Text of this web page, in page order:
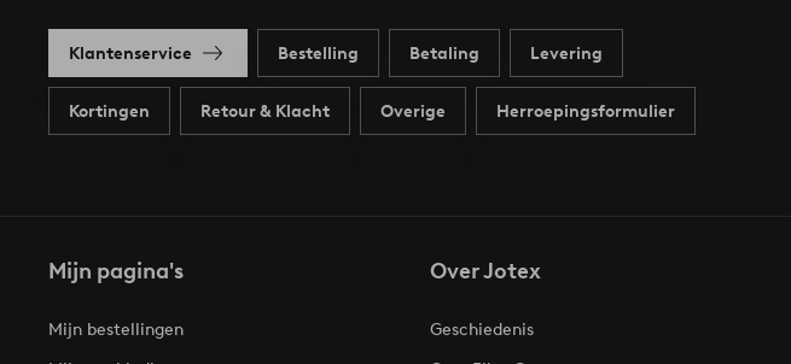
Klantenservice Bestelling Betaling Levering
Kortingen Retour & Klacht Overige Herroepingsformulier
Mijn pagina's
Mijn bestellingen
Over Jotex
Geschiedenis